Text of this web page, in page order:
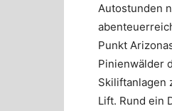
Autostunden
Punkt
Pinienwälder
Skiliftanlagen
Lift. Rund ein